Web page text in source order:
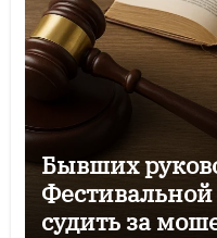
Бывших
судить за